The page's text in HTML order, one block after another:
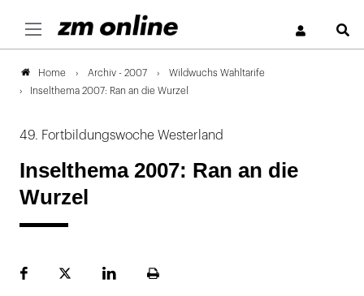
Home Archiv - 2007
Wildwuchs Wahltarife
Inselthema 2007: Ran an die Wurzel
49. Fortbildungswoche Westerland
Inselthema 2007: Ran an die
Wurzel
FacebookPlattformLinekdInSeite